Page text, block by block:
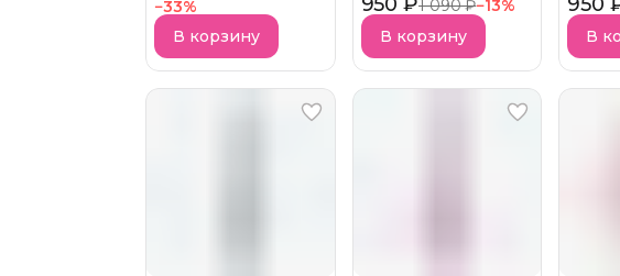
−33%
STRAIGHTEN OUT
АКЦИЯ!
В корзину
1 090 ₽−13%
Цветочный АКЦИЯ!
В корзину
В